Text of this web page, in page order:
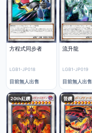
方程式同步者
LGB1-JP018
目前無人出售
流升龍
LGB1-JP019
目前無人出售
20th紅鑽 普鑽